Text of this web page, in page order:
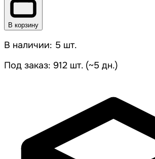
В корзину
В наличии: 5 шт.
Под заказ: 912 шт. (~5 дн.)